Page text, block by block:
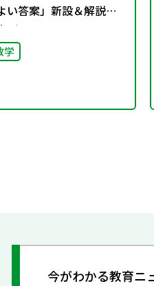
い答案」新設＆解説動
（NEW ACTION
）
学
今がわかる教育ニ